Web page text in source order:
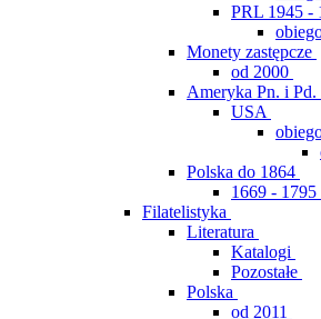
PRL 1945 -
Monety zastępcze
od 2000
Ameryka Pn. i Pd.
USA
Polska do 1864
1669 - 1795
Filatelistyka
Literatura
Katalogi
Pozostałe
Polska
od 2011